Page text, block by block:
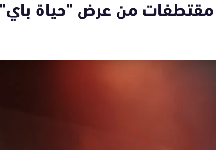
مقتطفات من عرض "حياة باي"